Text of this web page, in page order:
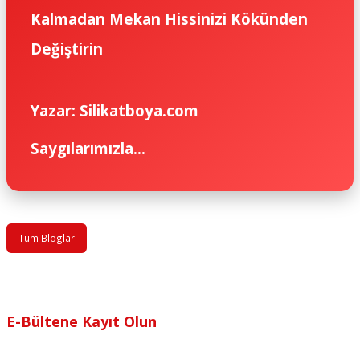
Kalmadan Mekan Hissinizi Kökünden
Değiştirin
Yazar: Silikatboya.com
Saygılarımızla...
Tüm Bloglar
E-Bültene Kayıt Olun